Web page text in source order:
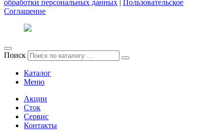
обработки персональных данных | Пользовательское
Соглашение
Поиск
Каталог
Меню
Акции
Сток
Сервис
Контакты